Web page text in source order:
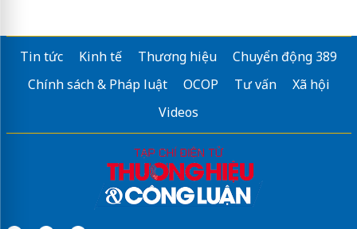
Tin tức Kinh tế Thương hiệu
Chuyển động 389
Chính sách & Pháp luật
OCOP Tư vấn
Xã hội
Videos